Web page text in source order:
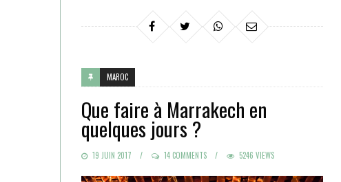
MAROC
Que faire à Marrakech en
quelques jours ?
POSTED
19 JUIN 2017 14 COMMENTS 5246 VIEWS